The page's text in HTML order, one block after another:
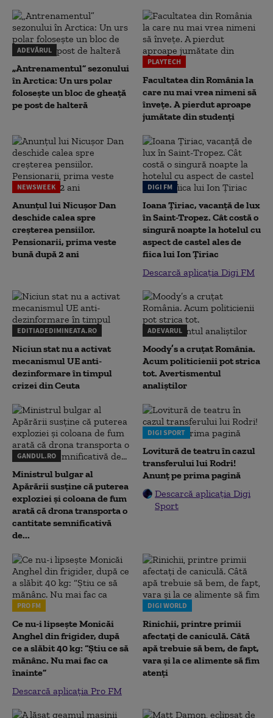
ADEVĂRUL
„Antrenamentul” sezonului
în Arctica: Un urs polar
folosește un bloc de gheață
pe post de halteră
PLAYTECH
Facultatea din România la
care nu mai vrea nimeni să
înveţe. A pierdut aproape
jumătate din studenţi
NEWSWEEK
Anunțul lui Nicușor Dan
deschide calea spre
creșterea pensiilor.
Pensionarii, prima veste
bună după 2 ani
DIGI FM
Ioana Țiriac, vacanță de lux
în Saint-Tropez. Cât costă o
singură noapte la hotelul cu
aspect de castel ales de
fiica lui Ion Țiriac
Descarcă aplicația Digi FM
EDITIADEDIMINEATA.RO
Niciun stat nu a activat
mecanismul UE anti-
dezinformare în timpul
crizei din Ceuta
ADEVARUL
Moody’s a cruțat România.
Acum politicienii pot strica
tot. Avertismentul
analiștilor
GANDUL.RO
Ministrul bulgar al
Apărării susține că puterea
exploziei și coloana de fum
arată că drona transporta o
cantitate semnificativă
de...
DIGI SPORT
Lovitură de teatru în cazul
transferului lui Rodri!
Anunț pe prima pagină
Descarcă aplicația Digi
Sport
PRO FM
Ce nu-i lipsește Monicăi
Anghel din frigider, după
ce a slăbit 40 kg: “Știu ce să
mănânc. Nu mai fac ca
înainte”
Descarcă aplicația Pro FM
DIGI WORLD
Rinichii, printre primii
afectați de caniculă. Câtă
apă trebuie să bem, de fapt,
vara și la ce alimente să fim
atenți